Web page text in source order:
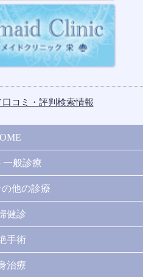
コミ・評判検索情報
一般診療
の他の診療
健診
手術
治療